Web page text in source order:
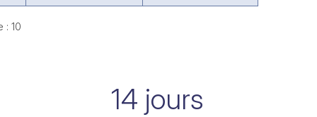
: 10
14 jours